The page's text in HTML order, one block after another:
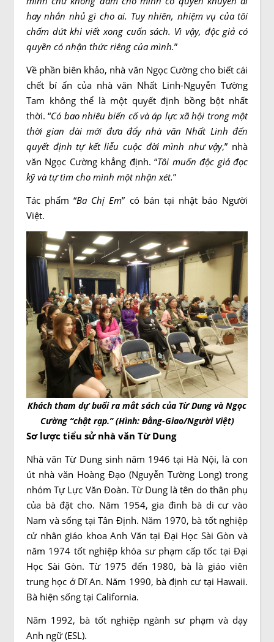
hay nhắn nhủ gì cho ai. Tuy nhiên, nhiệm vụ của tôi
chấm dứt khi viết xong cuốn sách. Vì vậy, độc giả có
quyền có nhận thức riêng của mình.”
Về phần biên khảo, nhà văn Ngọc Cường cho biết cái
chết bí ẩn của nhà văn Nhất Linh-Nguyễn Tường
Tam không thể là một quyết định bồng bột nhất
thời. “Có bao nhiêu biến cố và áp lực xã hội trong một
thời gian dài mới đưa đẩy nhà văn Nhất Linh đến
quyết định tự kết liễu cuộc đời mình như vậy,” nhà
văn Ngọc Cường khẳng định. “Tôi muốn độc giả đọc
kỹ và tự tìm cho mình một nhận xét.”
Tác phẩm “Ba Chị Em” có bán tại nhật báo Người
Việt.
Khách tham dự buổi ra mắt sách của Từ Dung và Ngọc
Cường “chật rạp.” (Hình: Đằng-Giao/Người Việt)
Sơ lược tiểu sử nhà văn Từ Dung
Nhà văn Từ Dung sinh năm 1946 tại Hà Nội, là con
út nhà văn Hoàng Đạo (Nguyễn Tường Long) trong
nhóm Tự Lực Văn Đoàn. Từ Dung là tên do thân phụ
của bà đặt cho. Năm 1954, gia đình bà di cư vào
Nam và sống tại Tân Định. Năm 1970, bà tốt nghiệp
cử nhân giáo khoa Anh Văn tại Đại Học Sài Gòn và
năm 1974 tốt nghiệp khóa sư phạm cấp tốc tại Đại
Học Sài Gòn. Từ 1975 đến 1980, bà là giáo viên
trung học ở Dĩ An. Năm 1990, bà định cư tại Hawaii.
Bà hiện sống tại California.
Năm 1992, bà tốt nghiệp ngành sư phạm và dạy
Anh ngữ (ESL).